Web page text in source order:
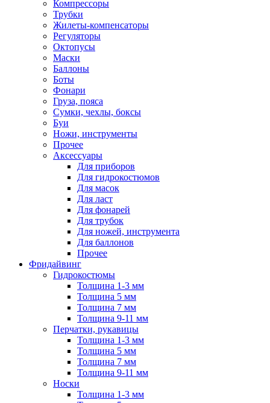
Компрессоры
Трубки
Жилеты-компенсаторы
Регуляторы
Октопусы
Маски
Баллоны
Боты
Фонари
Груза, пояса
Сумки, чехлы, боксы
Буи
Ножи, инструменты
Прочее
Аксессуары
Для приборов
Для гидрокостюмов
Для масок
Для ласт
Для фонарей
Для трубок
Для ножей, инструмента
Для баллонов
Прочее
Фридайвинг
Гидрокостюмы
Толщина 1-3 мм
Толщина 5 мм
Толщина 7 мм
Толщина 9-11 мм
Перчатки, рукавицы
Толщина 1-3 мм
Толщина 5 мм
Толщина 7 мм
Толщина 9-11 мм
Носки
Толщина 1-3 мм